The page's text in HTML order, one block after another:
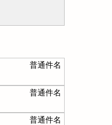
普通件名
普通件名
普通件名